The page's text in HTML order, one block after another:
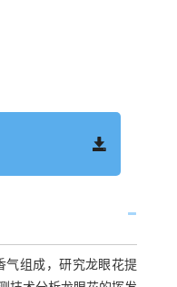
气组成，研究龙眼花提